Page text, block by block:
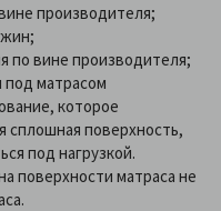
производителя;
по вине производителя;
под матрасом
которое
сплошная поверхность,
под нагрузкой.
поверхности матраса не